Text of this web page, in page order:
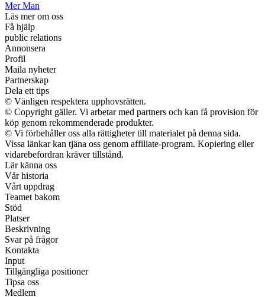
Mer Man
Läs mer om oss
Få hjälp
public relations
Annonsera
Profil
Maila nyheter
Partnerskap
Dela ett tips
© Vänligen respektera upphovsrätten.
© Copyright gäller. Vi arbetar med partners och kan få provision för
köp genom rekommenderade produkter.
© Vi förbehåller oss alla rättigheter till materialet på denna sida.
Vissa länkar kan tjäna oss genom affiliate-program. Kopiering eller
vidarebefordran kräver tillstånd.
Lär känna oss
Vår historia
Vårt uppdrag
Teamet bakom
Stöd
Platser
Beskrivning
Svar på frågor
Kontakta
Input
Tillgängliga positioner
Tipsa oss
Medlem